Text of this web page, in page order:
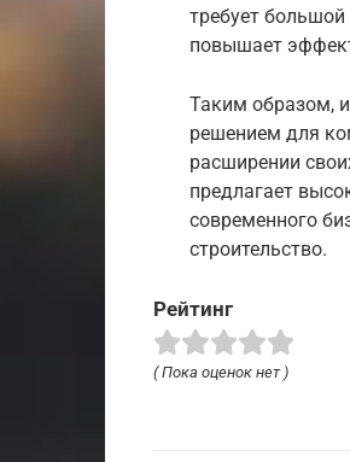
требует
повышает
Таким образом,
решением для
расширении
предлагает
современного
строительство.
Рейтинг
( Пока оценок нет )